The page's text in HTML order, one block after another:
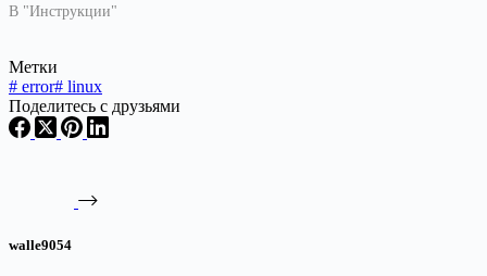
В "Инструкции"
Метки
# error# linux
Поделитесь с друзьями
walle9054